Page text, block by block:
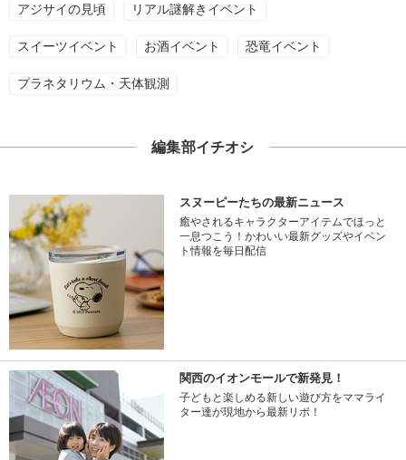
アジサイの見頃 リアル謎解きイベント
スイーツイベント お酒イベント 恐竜イベント
プラネタリウム・天体観測
編集部イチオシ
スヌーピーたちの最新ニュース
癒やされるキャラクターアイテムでほっと
一息つこう！かわいい最新グッズやイベン
ト情報を毎日配信
関西のイオンモールで新発見！
子どもと楽しめる新しい遊び方をママライ
ター達が現地から最新リポ！